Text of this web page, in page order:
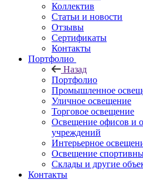
Коллектив
Статьи и новости
Отзывы
Сертификаты
Контакты
Портфолио
Назад
Портфолио
Промышленное
Уличное освещение
Торговое освещение
Освещение офисов и
учреждений
Интерьерное
Освещение
Склады и другие
Контакты